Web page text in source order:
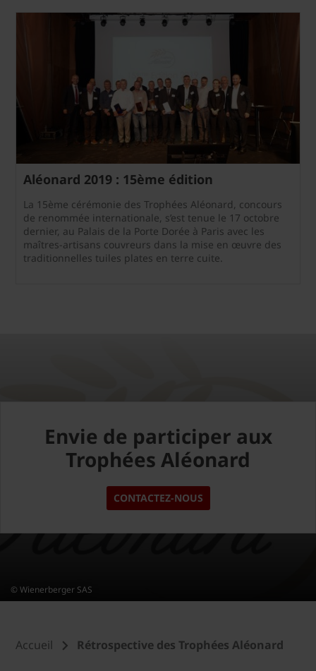
Aléonard 2019 : 15ème édition
La 15ème cérémonie des Trophées Aléonard, concours
de renommée internationale, s’est tenue le 17 octobre
dernier, au Palais de la Porte Dorée à Paris avec les
maîtres-artisans couvreurs dans la mise en œuvre des
traditionnelles tuiles plates en terre cuite.
© Wienerberger SAS
Envie de participer aux
Trophées Aléonard
CONTACTEZ-NOUS
Accueil Rétrospective des Trophées Aléonard